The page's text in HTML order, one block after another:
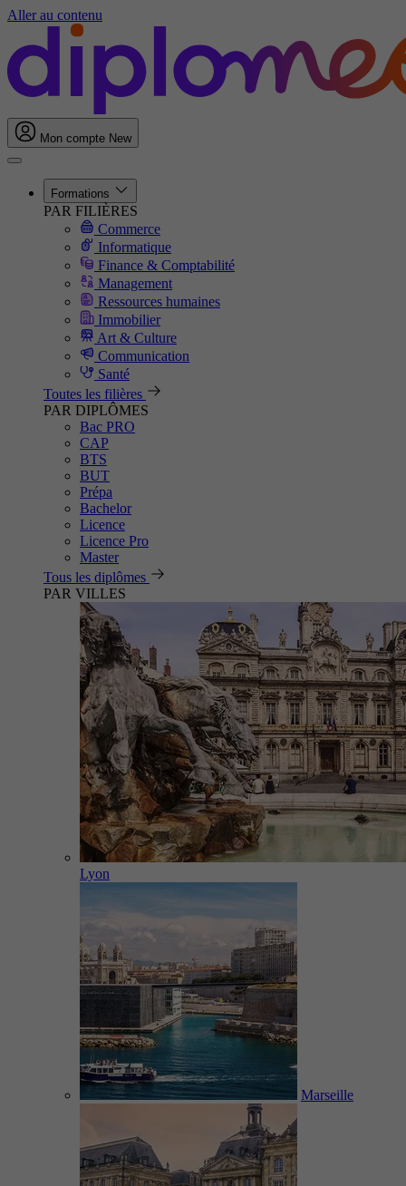
Aller au contenu
Mon compte New
Formations
PAR FILIÈRES
Commerce
Informatique
Finance & Comptabilité
Management
Ressources humaines
Immobilier
Art & Culture
Communication
Santé
Toutes les filières
PAR DIPLÔMES
Bac PRO
CAP
BTS
BUT
Prépa
Bachelor
Licence
Licence Pro
Master
Tous les diplômes
PAR VILLES
Lyon
Marseille